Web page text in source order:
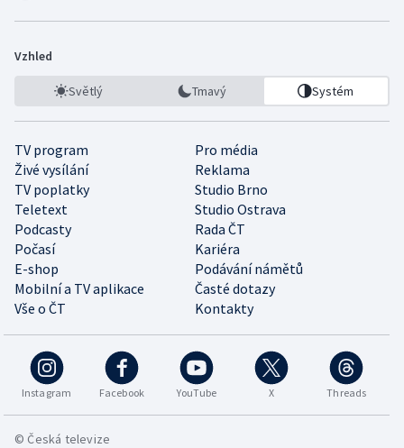
Vzhled
Světlý Tmavý Systém
TV program
Pro média
Živé vysílání
Reklama
TV poplatky
Studio Brno
Teletext
Studio Ostrava
Podcasty
Rada ČT
Počasí
Kariéra
E-shop
Podávání námětů
Mobilní a TV aplikace
Časté dotazy
Vše o ČT
Kontakty
Instagram Facebook YouTube X Threads
© Česká televize